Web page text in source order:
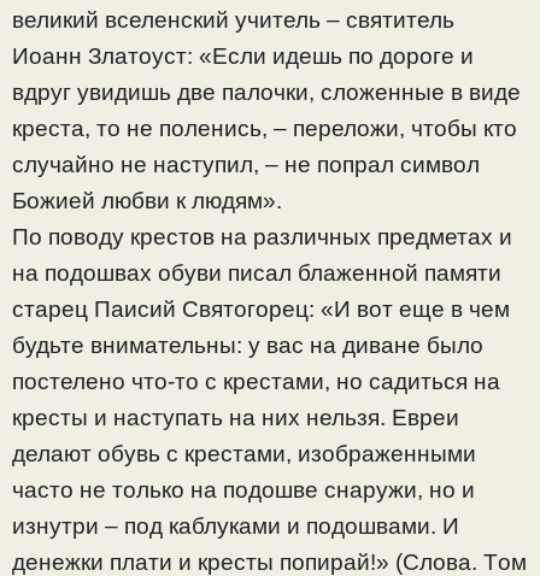
великий вселенский учитель – святитель
Иоанн Златоуст: «Если идешь по дороге и
вдруг увидишь две палочки, сложенные в виде
креста, то не поленись, – переложи, чтобы кто
случайно не наступил, – не попрал символ
Божией любви к людям».
По поводу крестов на различных предметах и
на подошвах обуви писал блаженной памяти
старец Паисий Святогорец: «И вот еще в чем
будьте внимательны: у вас на диване было
постелено что-то с крестами, но садиться на
кресты и наступать на них нельзя. Евреи
делают обувь с крестами, изображенными
часто не только на подошве снаружи, но и
изнутри – под каблуками и подошвами. И
денежки плати и кресты попирай!» (Слова. Tом